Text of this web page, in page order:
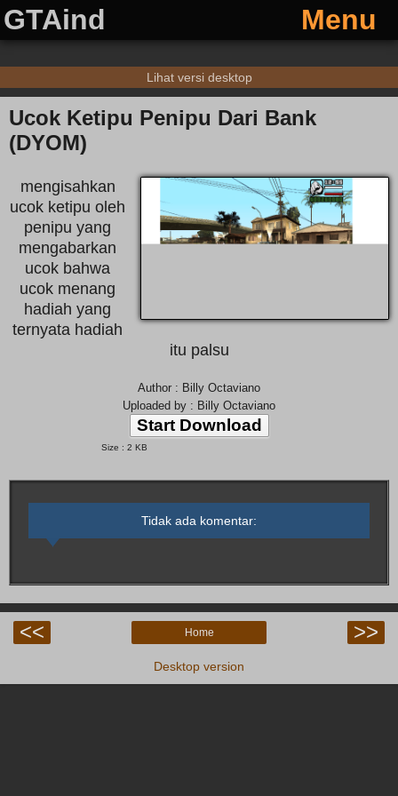
GTAind Menu
Lihat versi desktop
Ucok Ketipu Penipu Dari Bank
(DYOM)
mengisahkan
ucok ketipu oleh
penipu yang
mengabarkan
ucok bahwa
ucok menang
hadiah yang
ternyata hadiah
itu palsu
Author : Billy Octaviano
Uploaded by : Billy Octaviano
Start Download
Size : 2 KB
Tidak ada komentar:
<< >>
Home
Desktop version